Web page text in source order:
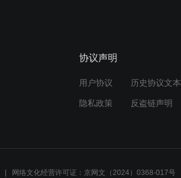
协议声明
用户协议 历史协议文本
隐私政策 反盗链声明
网络文化经营许可证：京网文（2024）0368-017号